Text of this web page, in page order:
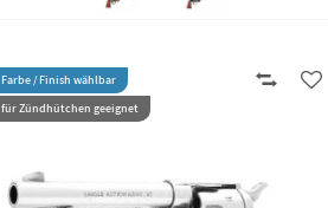
Farbe / Finish wählbar
für Zündhütchen geeignet